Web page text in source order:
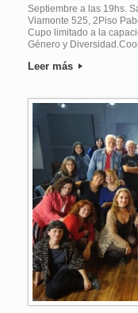
Septiembre a las 19hs.
Viamonte 525, 2Piso
Cupo limitado a la
Género y
Leer más